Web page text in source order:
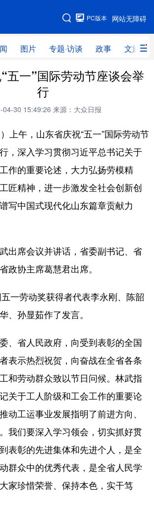
网站无障碍
PC版本
图片 专题·访谈 政事 文旅
网站地图
高层 时政 人事
全球连线
科普 体育 文化
军事 访谈 视频
人居 信息化 乡村振兴
山东新闻 图片 专题·访谈
文旅 社会民生 山东产经
融媒秀 地市 科教
Español Français عربى
日本語 한국어
五一”国际劳动节座谈会举
行
04-30 15:49:26 来源：大众日报
午，山东省庆祝“五一”国际劳动节
，深入学习贯彻习近平总书记关于
作的重要论述，大力弘扬劳模精
匠精神，进一步激发全社会创新创
写中国式现代化山东篇章贡献力
席会议并讲话，省委副书记、省
政协主席葛慧君出席。
劳动奖获得者代表李永刚、陈韶
、孙显茹作了发言。
省人民政府，向受到表彰的全国
表示热烈祝贺，向奋战在全省各条
和劳动群众致以节日问候。林武指
关于工人阶级和工会工作的重要论
动工运事业发展指明了前进方向、
我们要深入学习领会，切实抓好贯
表彰的先进集体和先进个人，是全
群众中的优秀代表，是全省人民学
家珍惜荣誉、保持本色，实干笃